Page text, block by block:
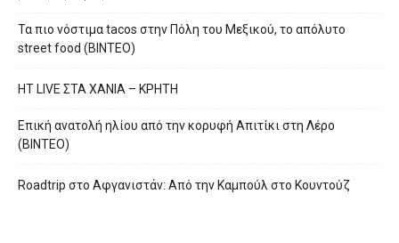
Τα πιο νόστιμα tacos στην Πόλη του Μεξικού, το απόλυτο
street food (ΒΙΝΤΕΟ)
HT LIVE ΣΤΑ ΧΑΝΙΑ – ΚΡΗΤΗ
Επική ανατολή ηλίου από την κορυφή Απιτίκι στη Λέρο
(ΒΙΝΤΕΟ)
Roadtrip στο Αφγανιστάν: Από την Καμπούλ στο Κουντούζ